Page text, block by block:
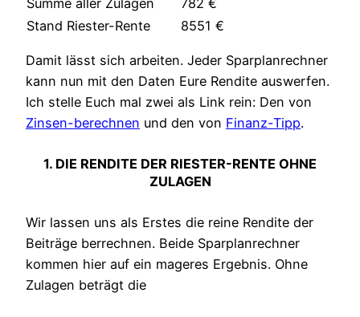
Stand Riester-Rente
8551 €
Damit lässt sich arbeiten. Jeder Sparplanrechner
kann nun mit den Daten Eure Rendite auswerfen.
Ich stelle Euch mal zwei als Link rein: Den von
Zinsen-berechnen und den von Finanz-Tipp.
1. DIE RENDITE DER RIESTER-RENTE OHNE
ZULAGEN
Wir lassen uns als Erstes die reine Rendite der
Beiträge berrechnen. Beide Sparplanrechner
kommen hier auf ein mageres Ergebnis. Ohne
Zulagen beträgt die